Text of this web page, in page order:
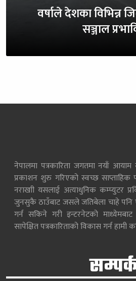
वर्षाले देशका विभिन्न
सञ्जाल
नेपालमा पत्रकारिता जगतमा नयाँ आयाम
प्रकाशन शुरु गरिएको स्वच्छ साप्ताहिक
नराखाी यसलाई अत्याधुनिक कम्प्युटर
जुनसुकै ठाउँबाट जसले जतिबेला चाहे पनि
गर्न सकिने गरी इन्टरनेटको
सापेक्षित पत्रकारिताको विकास गर्न हामी